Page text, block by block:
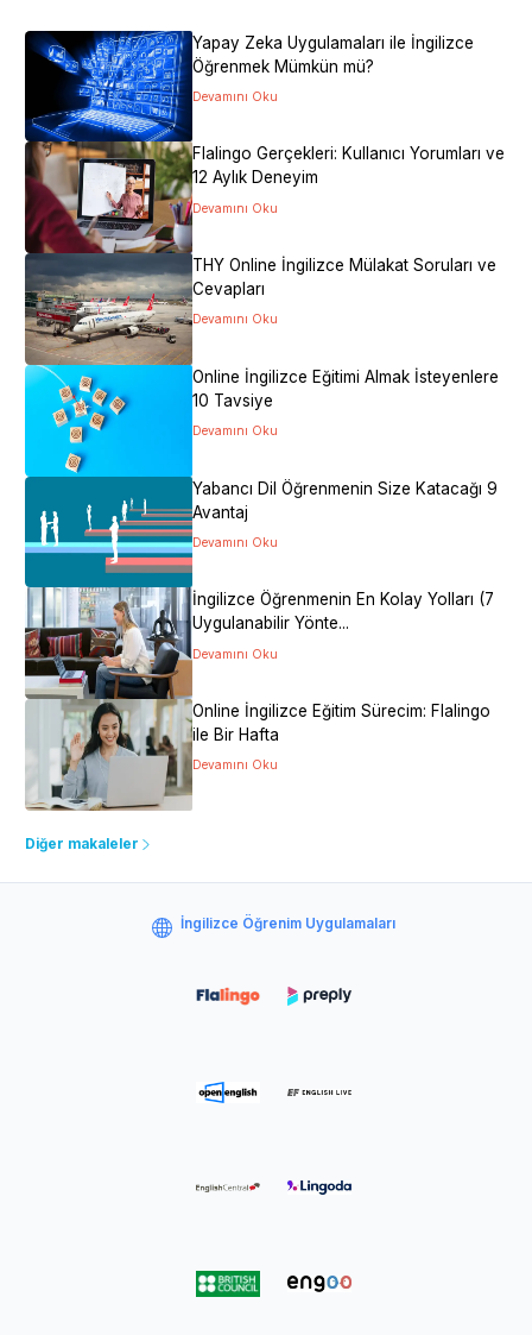
Yapay Zeka Uygulamaları ile İngilizce
Öğrenmek Mümkün mü?
Devamını Oku
Flalingo Gerçekleri: Kullanıcı Yorumları ve
12 Aylık Deneyim
Devamını Oku
THY Online İngilizce Mülakat Soruları ve
Cevapları
Devamını Oku
Online İngilizce Eğitimi Almak İsteyenlere
10 Tavsiye
Devamını Oku
Yabancı Dil Öğrenmenin Size Katacağı 9
Avantaj
Devamını Oku
İngilizce Öğrenmenin En Kolay Yolları (7
Uygulanabilir Yönte...
Devamını Oku
Online İngilizce Eğitim Sürecim: Flalingo
ile Bir Hafta
Devamını Oku
Diğer makaleler
İngilizce Öğrenim Uygulamaları